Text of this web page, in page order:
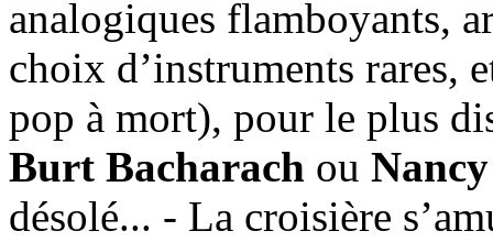
analogiques flamboyants,
choix d’instruments rares,
pop à mort), pour le plus
Burt Bacharach ou
désolé... - La croisière